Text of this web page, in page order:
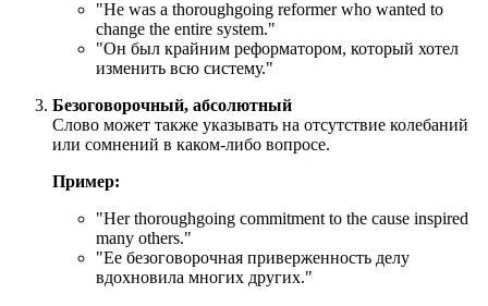
"He was a thoroughgoing reformer who wanted to
change the entire system."
"Он был крайним реформатором, который хотел
изменить всю систему."
Безоговорочный, абсолютный
Слово может также указывать на отсутствие колебаний
или сомнений в каком-либо вопросе.
Пример:
"Her thoroughgoing commitment to the cause inspired
many others."
"Ее безоговорочная приверженность делу
вдохновила многих других."